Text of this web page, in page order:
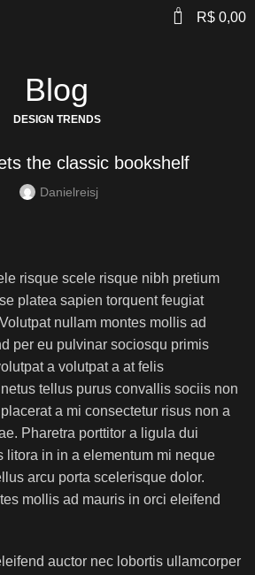
0 R$ 0,00
Blog
DESIGN TRENDS
the classic bookshelf
Danielreisj
risque scele risque nibh pretium
platea sapien torquent feugiat
nullam montes mollis ad
per eu pulvinar sociosqu primis
a volutpat a at felis
tellus purus convallis sociis non
a mi consectetur risus non a
Pharetra porttitor a ligula dui
litora in in a elementum mi neque
arcu porta scelerisque dolor.
mollis ad mauris in orci eleifend
auctor nec lobortis ullamcorper